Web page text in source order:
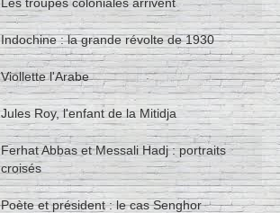
Indochine : la grande révolte de 1930
Viollette l'Arabe
Jules Roy, l'enfant de la Mitidja
Ferhat Abbas et Messali Hadj : portraits
croisés
Poète et président : le cas Senghor